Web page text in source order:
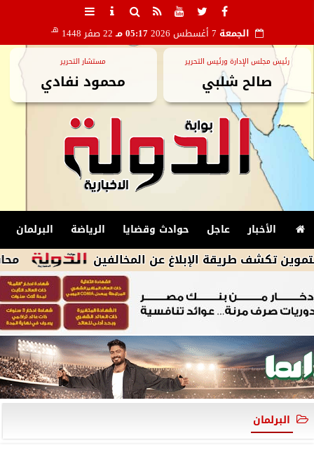
الجمعة 05:17 مـ 22 صفر 1448 هـ
رئيس مجلس الإدارة ورئيس التحرير
صالح شلبي
مستشار التحرير
محمود نفادي
الأخبار عاجل حوادث وقضايا الرياضة البرلمان
محافظ طريقة الإبلاغ عن المخالفين
البرلمان